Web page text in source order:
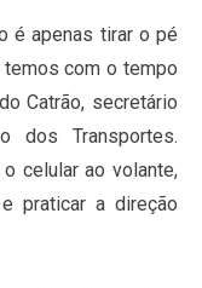
é apenas tirar o pé
temos com o tempo
Catrão, secretário
dos Transportes.
celular ao volante,
praticar a direção